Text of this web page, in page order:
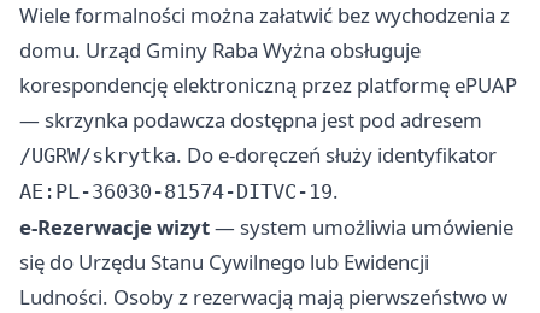
Wiele formalności można załatwić bez wychodzenia z
domu. Urząd Gminy Raba Wyżna obsługuje
korespondencję elektroniczną przez platformę ePUAP
— skrzynka podawcza dostępna jest pod adresem
/UGRW/skrytka. Do e-doręczeń służy identyfikator
AE:PL-36030-81574-DITVC-19.
e-Rezerwacje wizyt— system umożliwia umówienie
się do Urzędu Stanu Cywilnego lub Ewidencji
Ludności. Osoby z rezerwacją mają pierwszeństwo w